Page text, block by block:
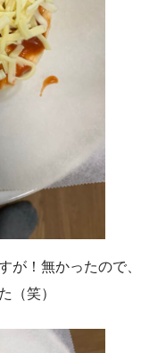
が！無かったので、
（笑）